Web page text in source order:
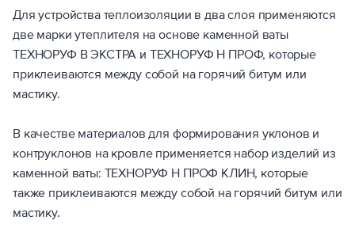
Для устройства теплоизоляции в два слоя применяются
две марки утеплителя на основе каменной ваты
ТЕХНОРУФ В ЭКСТРА и ТЕХНОРУФ Н ПРОФ, которые
приклеиваются между собой на горячий битум или
мастику.
В качестве материалов для формирования уклонов и
контруклонов на кровле применяется набор изделий из
каменной ваты: ТЕХНОРУФ Н ПРОФ КЛИН, которые
также приклеиваются между собой на горячий битум или
мастику.